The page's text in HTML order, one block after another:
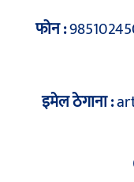
फोन :
इमेल ठेगाना :